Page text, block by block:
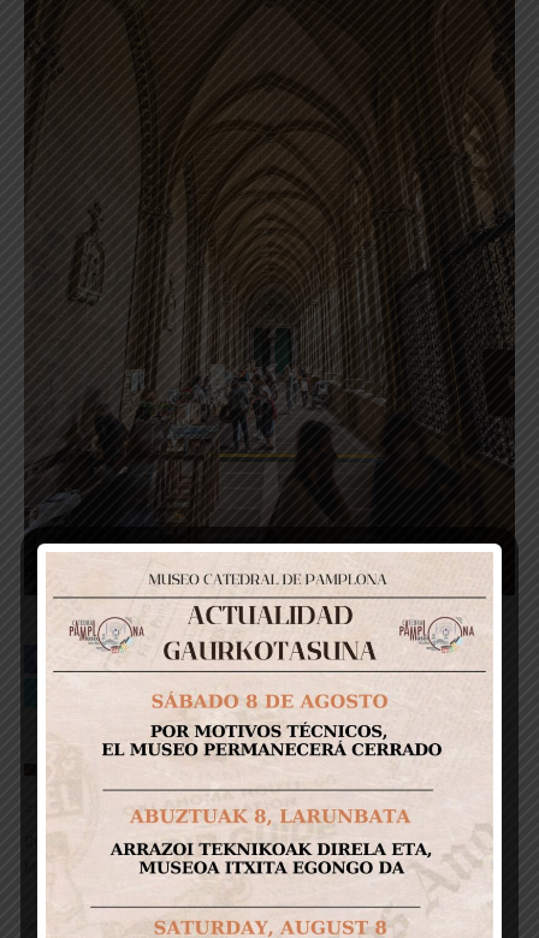
Facebook Pinterest
Google+
DESCUBRE LA CATEDRAL INFANTIL
avril 27, 2017 0 comments
Con este espacio permanente, la catedral pretende acercar sus
Misterios y
Read more